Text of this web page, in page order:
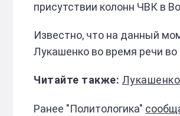
присутствии колонн ЧВК в
Известно, что на данный
Лукашенко во время речи
Лукашенко
Ранее "Политологика"